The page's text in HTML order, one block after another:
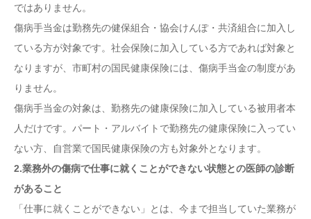
ではありません。
傷病手当金は勤務先の健保組合・協会けんぽ・共済組合に加入し
ている方が対象です。社会保険に加入している方であれば対象と
なりますが、市町村の国民健康保険には、傷病手当金の制度があ
りません。
傷病手当金の対象は、勤務先の健康保険に加入している被用者本
人だけです。パート・アルバイトで勤務先の健康保険に入ってい
ない方、自営業で国民健康保険の方も対象外となります。
2.業務外の傷病で仕事に就くことができない状態との医師の診断
があること
「仕事に就くことができない」とは、今まで担当していた業務が